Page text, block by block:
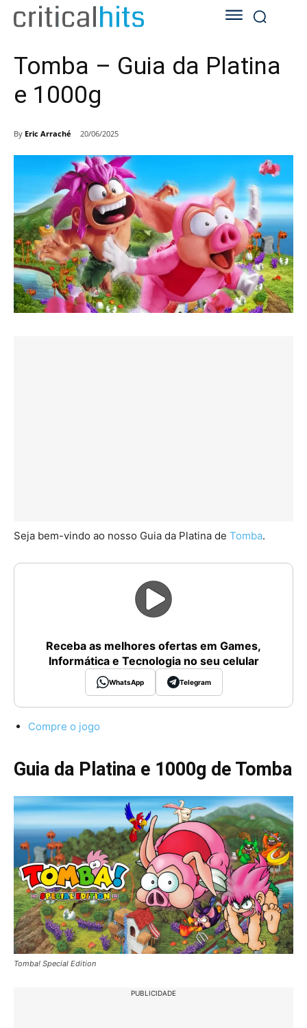
Tomba – Guia da Platina
e 1000g
By Eric Arraché 20/06/2025
Seja bem-vindo ao nosso Guia da Platina de Tomba.
Receba as melhores ofertas em Games,
Informática e Tecnologia no seu celular
WhatsApp Telegram
Compre o jogo
Guia da Platina e 1000g de Tomba
Tomba! Special Edition
PUBLICIDADE